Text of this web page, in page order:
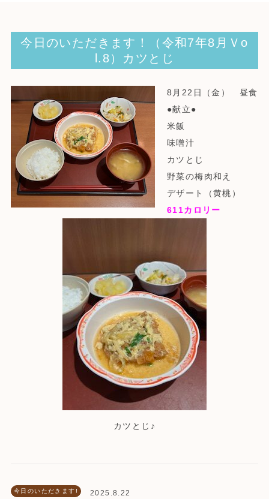
今日のいただきます！（令和7年8月Ｖo
l.8）カツとじ
8月22日（金） 昼食
●献立●
米飯
味噌汁
カツとじ
野菜の梅肉和え
デザート（黄桃）
611カロリー
カツとじ♪
今日のいただきます!
2025.8.22